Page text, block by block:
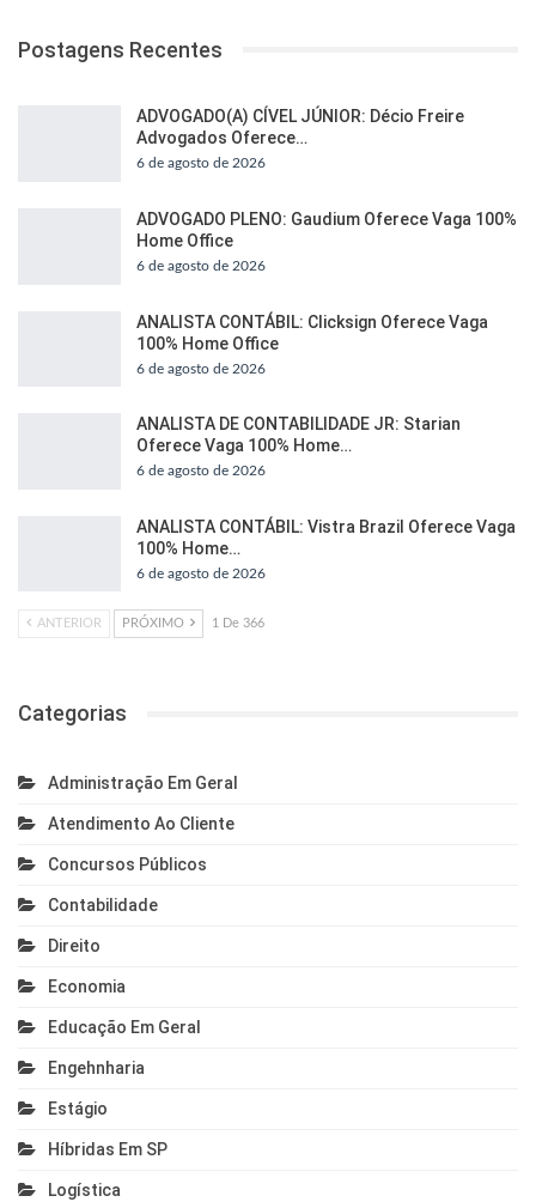
Postagens Recentes
ADVOGADO(A) CÍVEL JÚNIOR: Décio Freire
Advogados Oferece…
6 de agosto de 2026
ADVOGADO PLENO: Gaudium Oferece Vaga 100%
Home Office
6 de agosto de 2026
ANALISTA CONTÁBIL: Clicksign Oferece Vaga
100% Home Office
6 de agosto de 2026
ANALISTA DE CONTABILIDADE JR: Starian
Oferece Vaga 100% Home…
6 de agosto de 2026
ANALISTA CONTÁBIL: Vistra Brazil Oferece Vaga
100% Home…
6 de agosto de 2026
ANTERIOR PRÓXIMO 1 De 366
Categorias
Administração Em Geral
Atendimento Ao Cliente
Concursos Públicos
Contabilidade
Direito
Economia
Educação Em Geral
Engehnharia
Estágio
Híbridas Em SP
Logística